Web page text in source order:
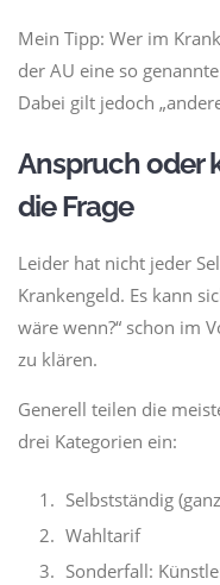
Mein Tipp: Wer im
der AU eine so
Dabei gilt jedoch
Anspruch oder
die Frage
Leider hat nicht jeder
Krankengeld. Es kann
wäre wenn?“ schon im
zu klären.
Generell teilen die
drei Kategorien ein:
Selbstständig
Wahltarif
Sonderfall: